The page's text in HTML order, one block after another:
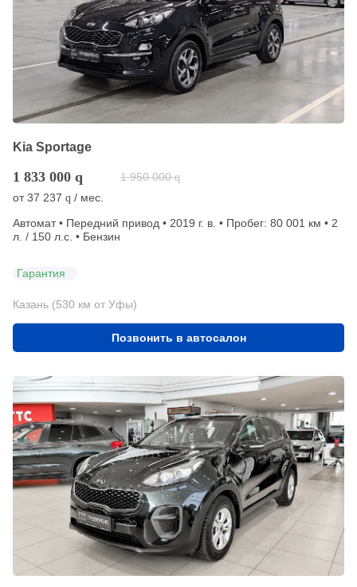
Kia Sportage
1 833 000 q 1 950 000 q
от37 237 q / мес.
Автомат • Передний привод • 2019 г. в. • Пробег: 80 001 км • 2
л. / 150 л.с. • Бензин
Гарантия
Казань (530 км от Уфы)
Позвонить в автосалон